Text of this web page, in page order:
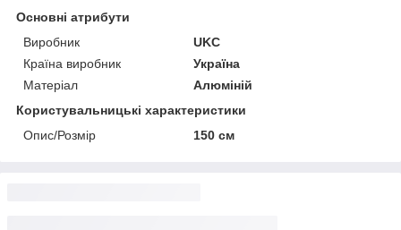
Основні атрибути
Виробник
UKC
Країна виробник
Україна
Матеріал
Алюміній
Користувальницькі характеристики
Опис/Розмір
150 см